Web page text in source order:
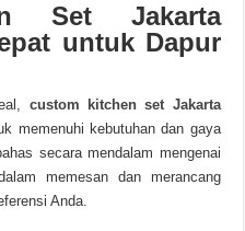
Set Jakarta
untuk Dapur
custom kitchen set Jakarta
memenuhi kebutuhan dan gaya
secara mendalam mengenai
memesan dan merancang
Anda.